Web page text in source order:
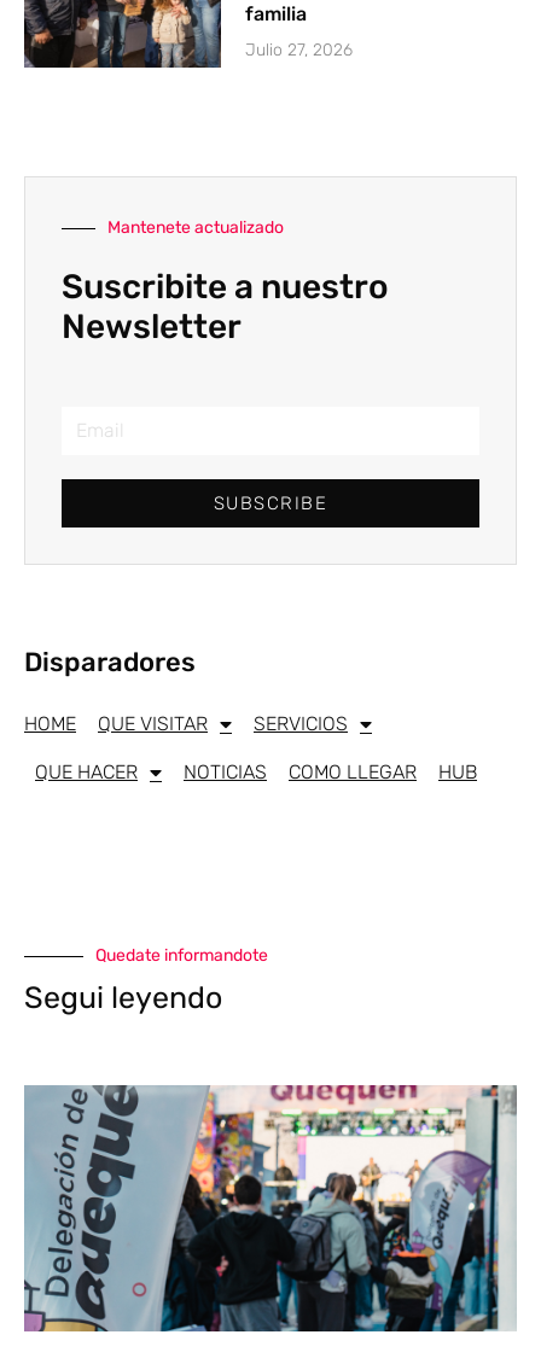
familia
Julio 27, 2026
Mantenete actualizado
Suscribite a nuestro
Newsletter
SUBSCRIBE
Disparadores
HOME QUE VISITAR SERVICIOS
QUE HACER NOTICIAS COMO LLEGAR HUB
Quedate informandote
Segui leyendo